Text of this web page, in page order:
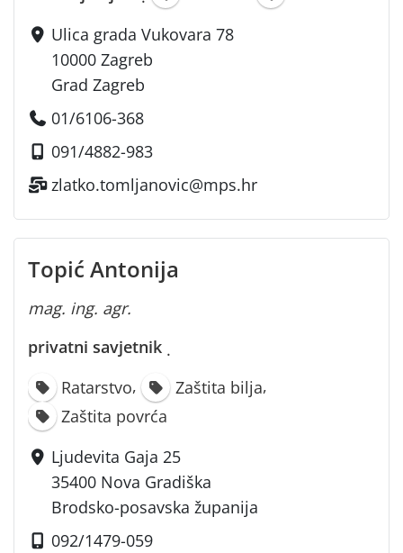
Ulica grada Vukovara 78
10000 Zagreb
Grad Zagreb
01/6106-368
091/4882-983
zlatko.tomljanovic@mps.hr
Topić Antonija
mag. ing. agr.
privatni savjetnik ·
Ratarstvo, Zaštita bilja,
Zaštita povrća
Ljudevita Gaja 25
35400 Nova Gradiška
Brodsko-posavska županija
092/1479-059